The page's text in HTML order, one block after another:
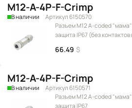
M12-A-4P-F-Crimp
В наличии
Артикул 6150570
Разъем M12 A-coded
защита IP67 (без
66.49 $
M12-A-4P-F-Crimp
В наличии
Артикул 6150571
Разъем M12 A-coded
защита IP67